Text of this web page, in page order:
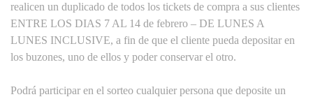
realicen un duplicado de todos los tickets de compra a sus clientes
ENTRE LOS DIAS 7 AL 14 de febrero – DE LUNES A
LUNES INCLUSIVE, a fin de que el cliente pueda depositar en
los buzones, uno de ellos y poder conservar el otro.
Podrá participar en el sorteo cualquier persona que deposite un